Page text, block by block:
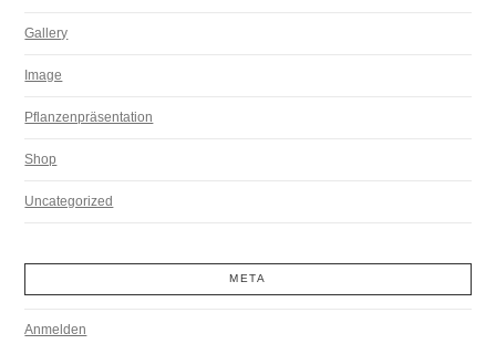
Gallery
Image
Pflanzenpräsentation
Shop
Uncategorized
META
Anmelden